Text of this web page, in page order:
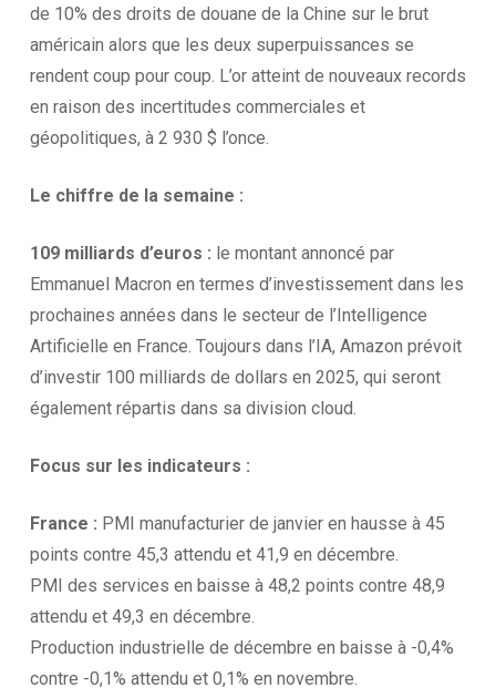
de 10% des droits de douane de la Chine sur le brut
américain alors que les deux superpuissances se
rendent coup pour coup. L’or atteint de nouveaux records
en raison des incertitudes commerciales et
géopolitiques, à 2 930 $ l’once.
Le chiffre de la semaine :
109 milliards d’euros : le montant annoncé par
Emmanuel Macron en termes d’investissement dans les
prochaines années dans le secteur de l’Intelligence
Artificielle en France. Toujours dans l’IA, Amazon prévoit
d’investir 100 milliards de dollars en 2025, qui seront
également répartis dans sa division cloud.
Focus sur les indicateurs :
France : PMI manufacturier de janvier en hausse à 45
points contre 45,3 attendu et 41,9 en décembre.
PMI des services en baisse à 48,2 points contre 48,9
attendu et 49,3 en décembre.
Production industrielle de décembre en baisse à -0,4%
contre -0,1% attendu et 0,1% en novembre.